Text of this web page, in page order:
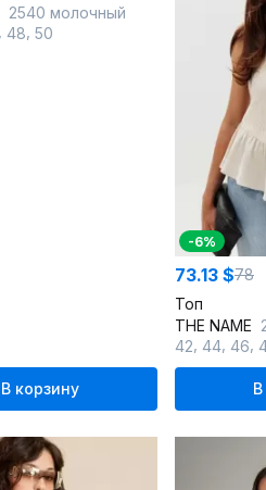
2540 молочный
48 50
В корзину
-6%
73.13 $78
Топ
THE NAME
42 44 46
В